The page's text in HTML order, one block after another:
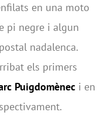
en una moto
pi negre i algun
nadalenca.
els primers
Puigdomènec i en